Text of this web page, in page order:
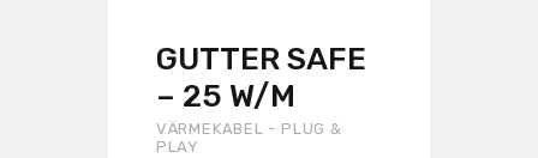
GUTTER SAFE
– 25 W/M
VÄRMEKABEL - PLUG &
PLAY